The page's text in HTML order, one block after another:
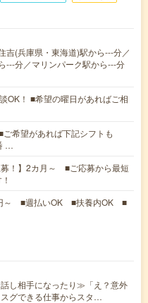
吉(兵庫県・東海道)駅から---分／
---分／マリンパーク駅から---分
OK！ ■希望の曜日があればご相
希望があれば下記シフトも
…
募！】2カ月～ ■ご応募から最短
～ ■週払いOK ■扶養内OK ■
し相手になったり≫「え？意外
グできる仕事からスタ…